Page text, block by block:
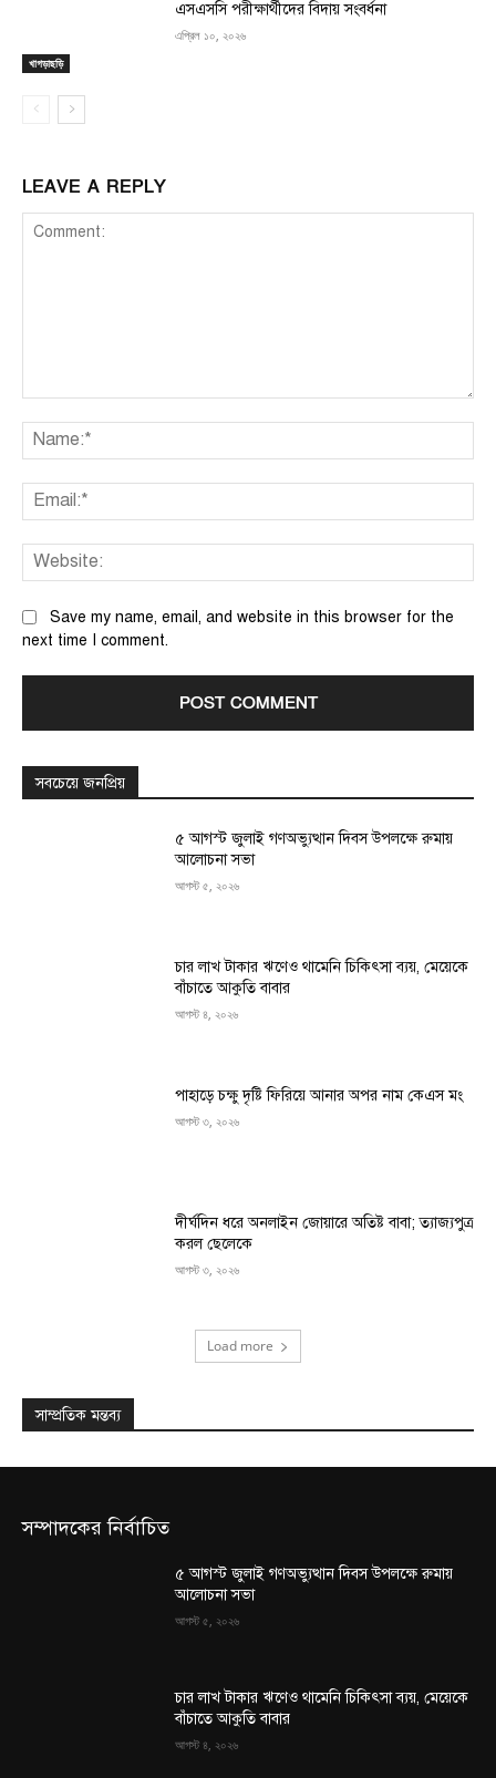
খাগড়াছড়ি
এসএসসি পরীক্ষার্থীদের বিদায় সংবর্ধনা
এপ্রিল ১০, ২০২৬
LEAVE A REPLY
Save my name, email, and website in this browser for the
next time I comment.
সবচেয়ে জনপ্রিয়
৫ আগস্ট জুলাই গণঅভ্যুত্থান দিবস উপলক্ষে রুমায়
আলোচনা সভা
আগস্ট ৫, ২০২৬
চার লাখ টাকার ঋণেও থামেনি চিকিৎসা ব্যয়, মেয়েকে
বাঁচাতে আকুতি বাবার
আগস্ট ৪, ২০২৬
পাহাড়ে চক্ষু দৃষ্টি ফিরিয়ে আনার অপর নাম কেএস মং
আগস্ট ৩, ২০২৬
দীর্ঘদিন ধরে অনলাইন জোয়ারে অতিষ্ট বাবা; ত্যাজ্যপুত্র
করল ছেলেকে
আগস্ট ৩, ২০২৬
Load more
সাম্প্রতিক মন্তব্য
সম্পাদকের নির্বাচিত
৫ আগস্ট জুলাই গণঅভ্যুত্থান দিবস উপলক্ষে রুমায়
আলোচনা সভা
আগস্ট ৫, ২০২৬
চার লাখ টাকার ঋণেও থামেনি চিকিৎসা ব্যয়, মেয়েকে
বাঁচাতে আকুতি বাবার
আগস্ট ৪, ২০২৬